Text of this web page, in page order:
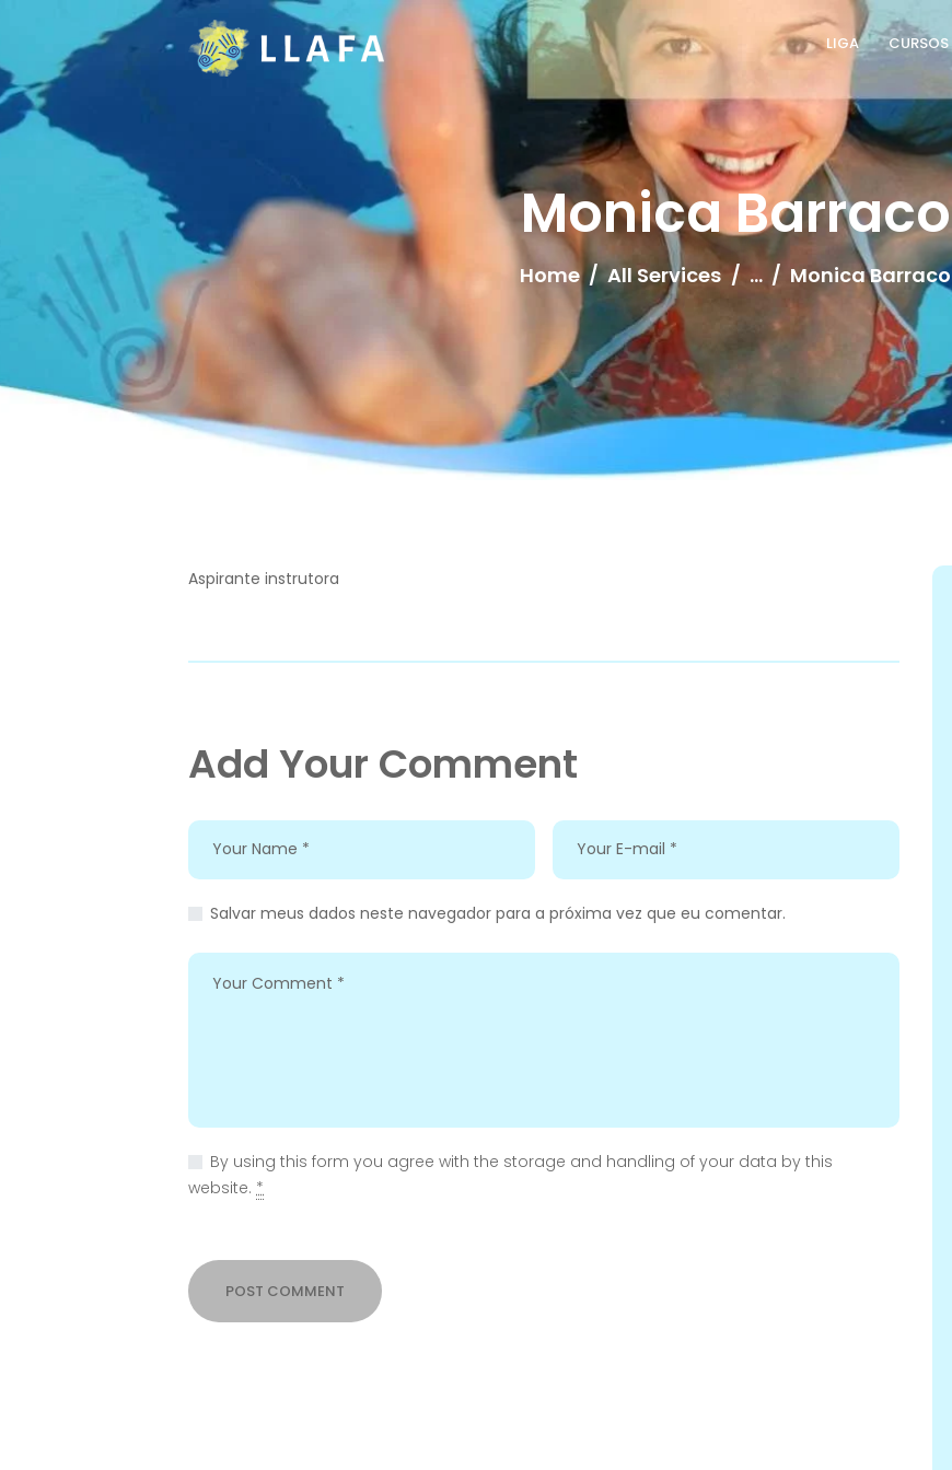
LIGA CURSOS
Monica Barraco
Home All Services ... Monica Barraco
LLAFA
Liga Latinoamericana de Fisioterapia Acuática
LIGA
CURSOS
TÉCNICAS
SERVICIO
CONTACTO
Aspirante instrutora
Add Your Comment
Salvar meus dados neste navegador para a próxima vez que eu comentar.
By using this form you agree with the storage and handling of your data by this
website. *